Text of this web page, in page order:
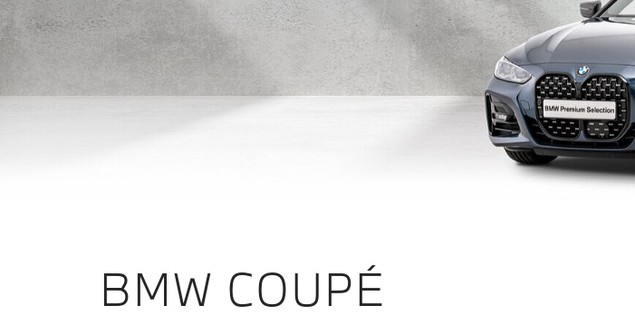
BMW COUPÉ